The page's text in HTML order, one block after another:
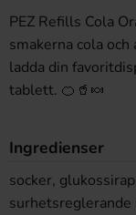
PEZ Refills Cola
smakerna cola och
ladda din
tablett. 🍊🥤🍬
Ingredienser
socker,